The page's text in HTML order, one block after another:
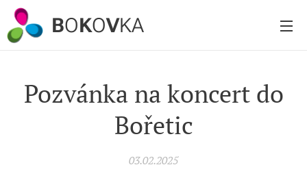
BOKOVKA
Pozvánka na koncert do
Bořetic
03.02.2025